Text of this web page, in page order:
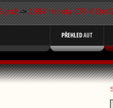
-> 1994 Honda CR-X